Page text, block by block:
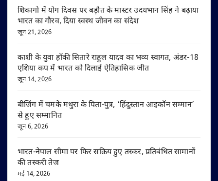
शिकागो में योग दिवस पर बड़ौत के मास्टर उदयभान सिंह ने बढ़ाया
भारत का गौरव, दिया स्वस्थ जीवन का संदेश
जून 21, 2026
काशी के युवा हॉकी सितारे राहुल यादव का भव्य स्वागत, अंडर-18
एशिया कप में भारत को दिलाई ऐतिहासिक जीत
जून 14, 2026
बीजिंग में चमके मथुरा के पिता-पुत्र, ‘हिंदुस्तान आइकॉन सम्मान’
से हुए सम्मानित
जून 6, 2026
भारत-नेपाल सीमा पर फिर सक्रिय हुए तस्कर, प्रतिबंधित सामानों
की तस्करी तेज
मई 14, 2026